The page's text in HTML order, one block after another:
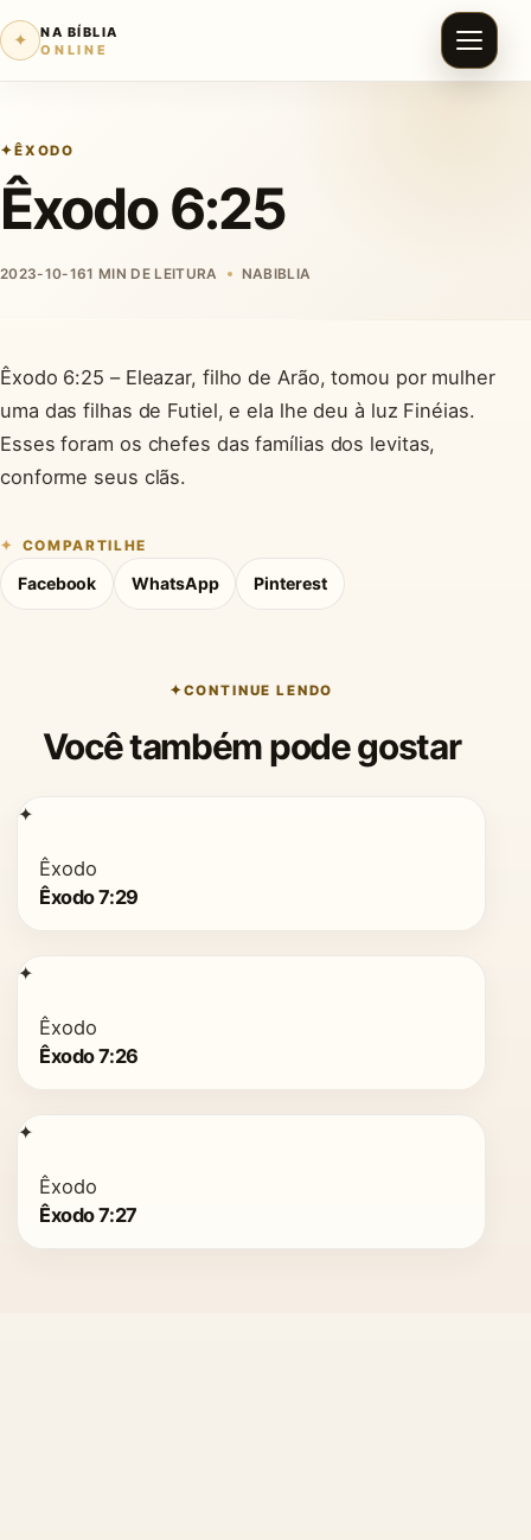
✦
NA BÍBLIA
ONLINE
ÊXODO
Êxodo 6:25
2023-10-161 MIN DE LEITURA NABIBLIA
Êxodo 6:25 – Eleazar, filho de Arão, tomou por mulher
uma das filhas de Futiel, e ela lhe deu à luz Finéias.
Esses foram os chefes das famílias dos levitas,
conforme seus clãs.
COMPARTILHE
Facebook WhatsApp Pinterest
CONTINUE LENDO
Você também pode gostar
✦
Êxodo
Êxodo 7:29
✦
Êxodo
Êxodo 7:26
✦
Êxodo
Êxodo 7:27